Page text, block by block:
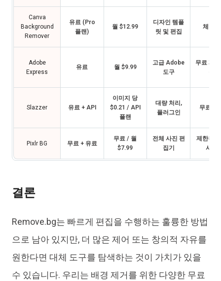
Canva
Background
Remover
유료 (Pro
플랜)
월 $12.99
디자인 템플
릿 및 편집
체험만
Adobe
Express
유료 월 $9.99
고급 Adobe
도구
무료 제
Slazzer 유료 + API
이미지 당
$0.21 / API
플랜
대량 처리,
플러그인
무료 체
Pixlr BG 무료 + 유료
무료 / 월
$7.99
전체 사진 편
집기
제한된
사용
결론
Remove.bg는 빠르게 편집을 수행하는 훌륭한 방법
으로 남아 있지만, 더 많은 제어 또는 창의적 자유를
원한다면 대체 도구를 탐색하는 것이 가치가 있을
수 있습니다. 우리는 배경 제거를 위한 다양한 무료